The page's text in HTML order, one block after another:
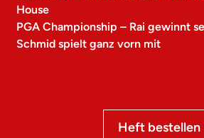
House
PGA Championship – Rai gewinnt
Schmid spielt ganz vorn mit
Heft bestellen